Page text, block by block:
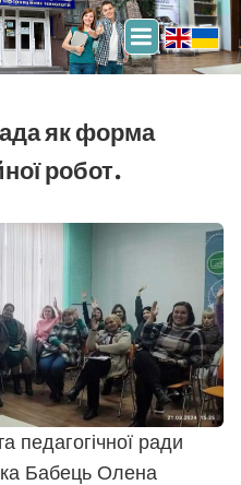
як форма
робот.
педагогічної ради
Бабець Олена